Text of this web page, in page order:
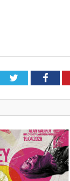
Twitter